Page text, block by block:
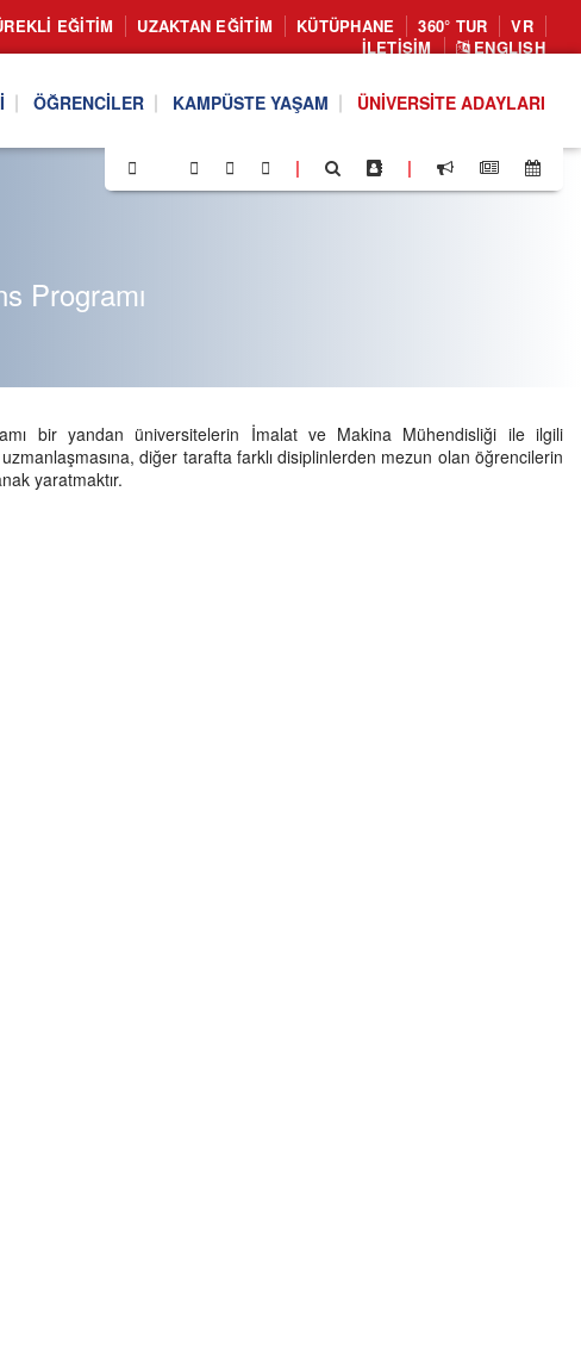
EĞITIM UZAKTAN EĞITIM KÜTÜPHANE 360° TUR
VR
İLETIŞIM
ENGLISH
ÖĞRENCILER KAMPÜSTE YAŞAM ÜNIVERSITE ADAYLARI
| |
Programı
bir yandan üniversitelerin İmalat ve Makina Mühendisliği ile ilgili
diğer tarafta farklı disiplinlerden mezun olan öğrencilerin
yaratmaktır.